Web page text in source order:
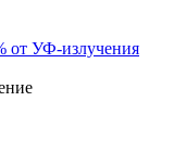
от УФ-излучения